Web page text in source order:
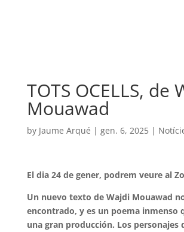
TOTS OCELLS, de
Mouawad
by Jaume Arqué | gen. 6, 2025|
El dia 24 de gener, podrem veure al
Un nuevo texto de Wajdi Mouawad
encontrado, y es un poema inmenso
una gran producción. Los personajes